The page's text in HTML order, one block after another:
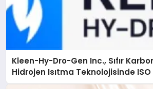
Kleen-Hy-Dro-Gen Inc., Sıfır
Hidrojen Isıtma Teknolojisinde ISO
Düzenleyici Onaylarını Aldı